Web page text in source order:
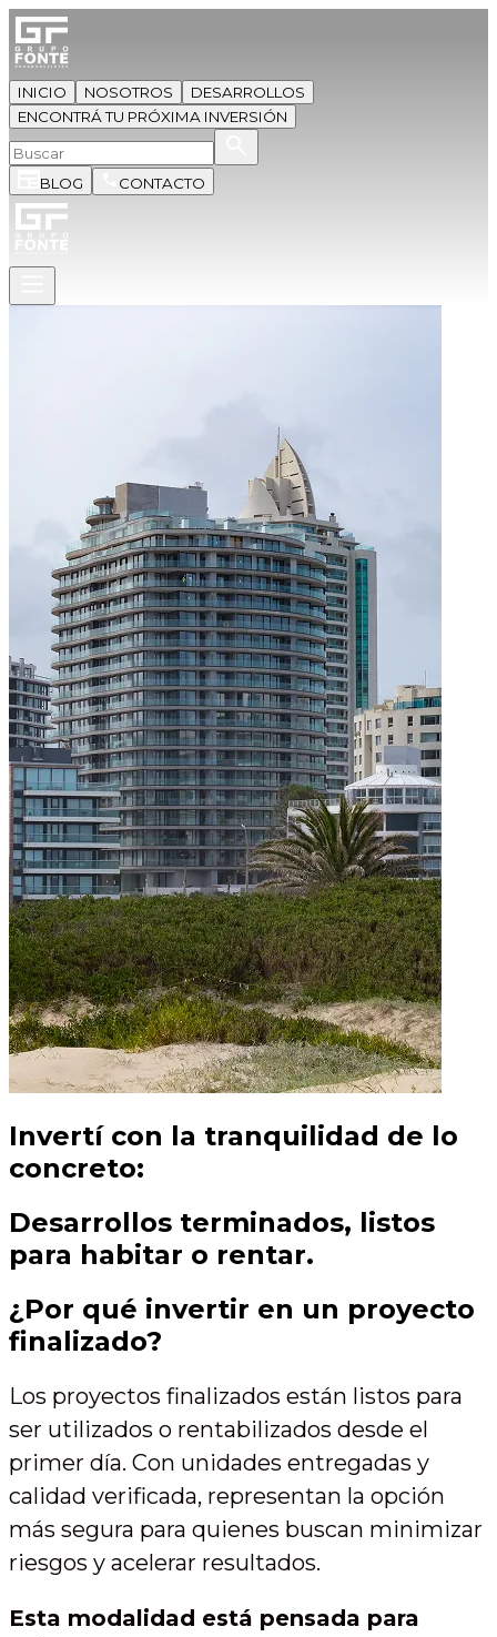
INICIO NOSOTROS
DESARROLLOS
ENCONTRÁ TU PRÓXIMA INVERSIÓN
BLOG CONTACTO
Invertí con la tranquilidad de lo
concreto:
Desarrollos terminados, listos
para habitar o rentar.
¿Por qué invertir en un proyecto
finalizado?
Los proyectos finalizados están listos para
ser utilizados o rentabilizados desde el
primer día. Con unidades entregadas y
calidad verificada, representan la opción
más segura para quienes buscan minimizar
riesgos y acelerar resultados.
Esta modalidad está pensada para